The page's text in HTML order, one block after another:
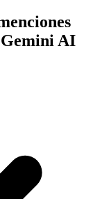
Gemini AI